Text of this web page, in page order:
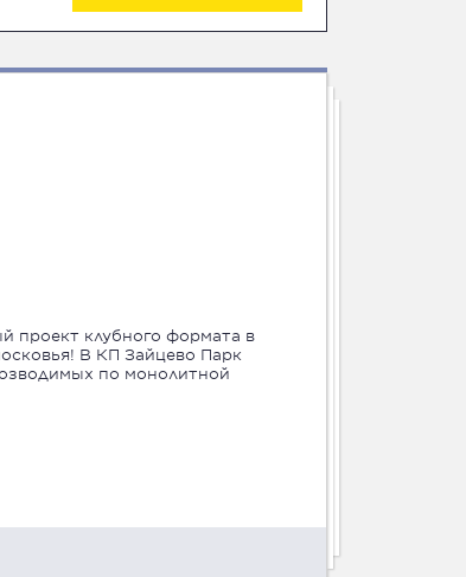
проект клубного формата в
В КП Зайцево Парк
по монолитной